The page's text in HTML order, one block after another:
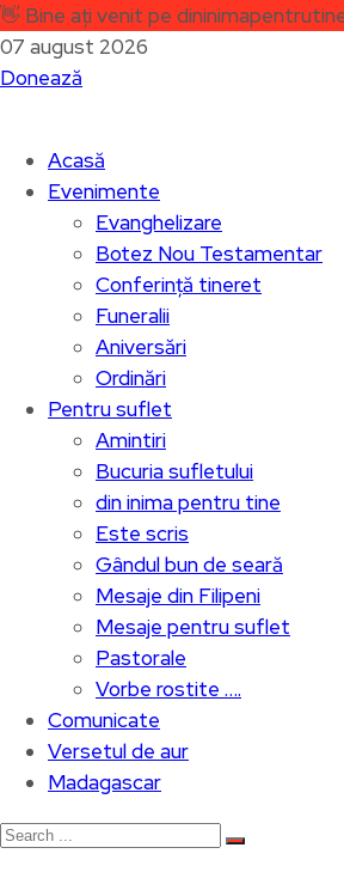
👋 Bine ați venit pe
07 august 2026
Donează
Acasă
Evenimente
Evanghelizare
Botez Nou Testamentar
Conferință tineret
Funeralii
Aniversări
Ordinări
Pentru suflet
Amintiri
Bucuria sufletului
din inima pentru tine
Este scris
Gândul bun de seară
Mesaje din Filipeni
Mesaje pentru suflet
Pastorale
Vorbe rostite ….
Comunicate
Versetul de aur
Madagascar